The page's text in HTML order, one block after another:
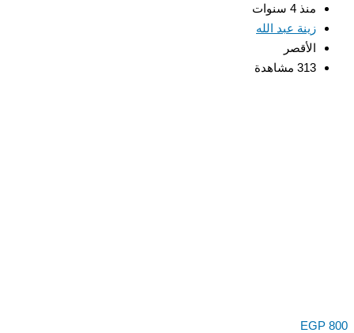
منذ 4 سنوات
زينة عبد الله
الأقصر
313 مشاهدة
EGP 800